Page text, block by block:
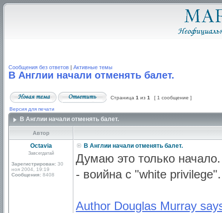
Сообщения без ответов | Активные темы
В Англии начали отменять балет.
Страница 1 из 1 [ 1 сообщение ]
Версия для печати
В Англии начали отменять балет.
Автор
Octavia
Завсегдатай
Зарегистрирован: 30
ноя 2004, 19:19
Сообщения: 8408
В Англии начали отменять балет.
Думаю это только
- воийна с "white privilege".
Author Douglas Murray